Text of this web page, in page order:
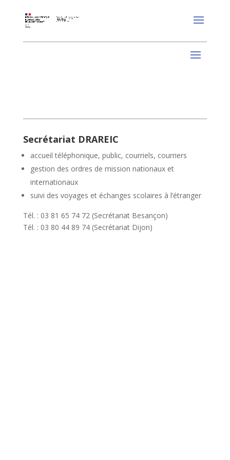
Secrétariat DRAREIC
accueil téléphonique, public, courriels, courriers
gestion des ordres de mission nationaux et
internationaux
suivi des voyages et échanges scolaires à l’étranger
Tél. : 03 81 65 74 72 (Secrétariat Besançon)
Tél. : 03 80 44 89 74 (Secrétariat Dijon)